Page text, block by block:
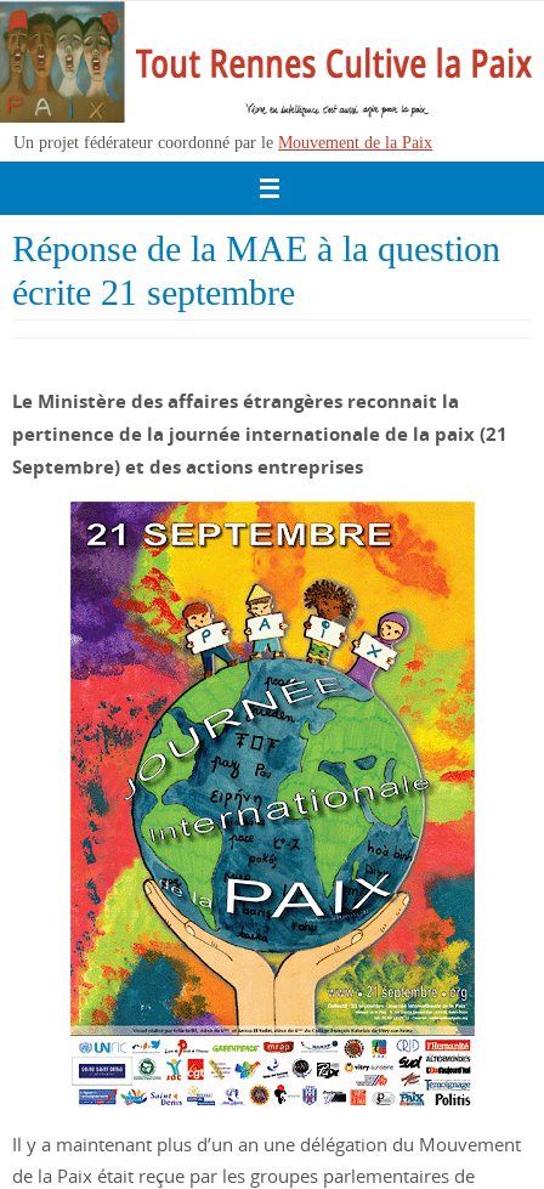
Passer
vers
le
contenu
Un projet fédérateur coordonné par leMouvement de la Paix
Réponse de la MAE à la question
écrite 21 septembre
Le Ministère des affaires étrangères reconnait la
pertinence de la journée internationale de la paix (21
Septembre) et des actions entreprises
Il y a maintenant plus d’un an une délégation du Mouvement
de la Paix était reçue par les groupes parlementaires de